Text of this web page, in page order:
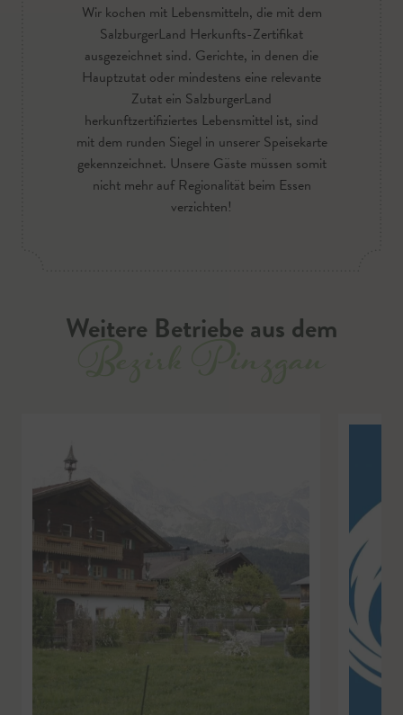
Wir kochen mit Lebensmitteln, die mit dem
SalzburgerLand Herkunfts-Zertifikat
ausgezeichnet sind. Gerichte, in denen die
Hauptzutat oder mindestens eine relevante
Zutat ein SalzburgerLand
herkunftzertifiziertes Lebensmittel ist, sind
mit dem runden Siegel in unserer Speisekarte
gekennzeichnet. Unsere Gäste müssen somit
nicht mehr auf Regionalität beim Essen
verzichten!
Weitere Betriebe aus dem
Bezirk Pinzgau